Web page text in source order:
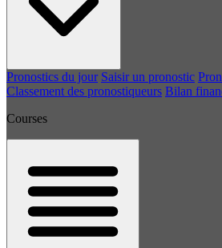
Pronostics du jour Saisir un pronostic
Classement des pronostiqueurs Bilan
Courses